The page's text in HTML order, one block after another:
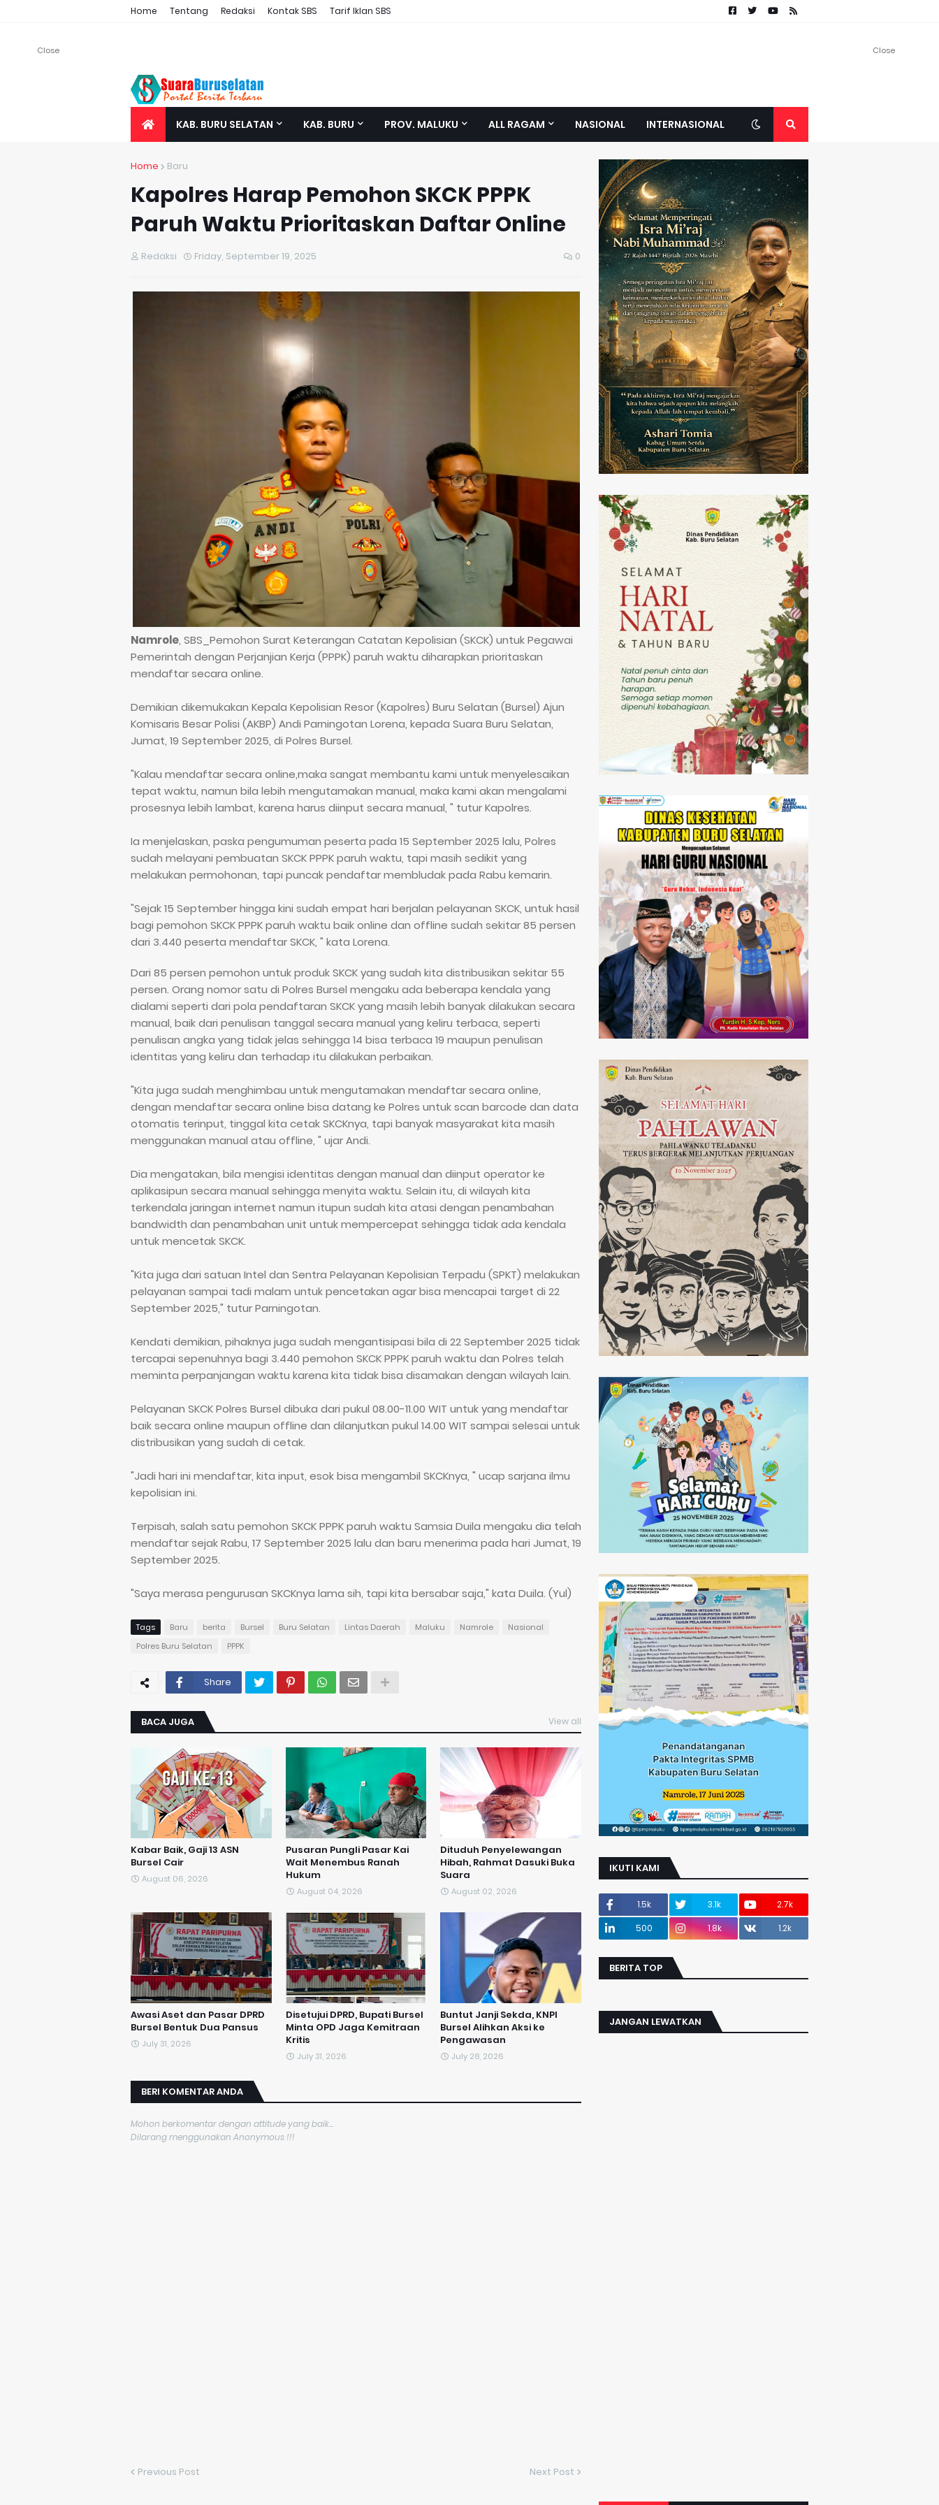
Close Close
Home Tentang Redaksi Kontak SBS Tarif Iklan SBS
KAB. BURU SELATAN KAB. BURU PROV. MALUKU ALL RAGAM NASIONAL INTERNASIONAL
Home Baru
Kapolres Harap Pemohon SKCK PPPK
Paruh Waktu Prioritaskan Daftar Online
Redaksi Friday, September 19, 2025 0
Namrole, SBS_Pemohon Surat Keterangan Catatan Kepolisian (SKCK) untuk Pegawai
Pemerintah dengan Perjanjian Kerja (PPPK) paruh waktu diharapkan prioritaskan
mendaftar secara online.
Demikian dikemukakan Kepala Kepolisian Resor (Kapolres) Buru Selatan (Bursel) Ajun
Komisaris Besar Polisi (AKBP) Andi Parningotan Lorena, kepada Suara Buru Selatan,
Jumat, 19 September 2025, di Polres Bursel.
"Kalau mendaftar secara online,maka sangat membantu kami untuk menyelesaikan
tepat waktu, namun bila lebih mengutamakan manual, maka kami akan mengalami
prosesnya lebih lambat, karena harus diinput secara manual, " tutur Kapolres.
Ia menjelaskan, paska pengumuman peserta pada 15 September 2025 lalu, Polres
sudah melayani pembuatan SKCK PPPK paruh waktu, tapi masih sedikit yang
melakukan permohonan, tapi puncak pendaftar membludak pada Rabu kemarin.
"Sejak 15 September hingga kini sudah empat hari berjalan pelayanan SKCK, untuk hasil
bagi pemohon SKCK PPPK paruh waktu baik online dan offline sudah sekitar 85 persen
dari 3.440 peserta mendaftar SKCK, " kata Lorena.
Dari 85 persen pemohon untuk produk SKCK yang sudah kita distribusikan sekitar 55
persen. Orang nomor satu di Polres Bursel mengaku ada beberapa kendala yang
dialami seperti dari pola pendaftaran SKCK yang masih lebih banyak dilakukan secara
manual, baik dari penulisan tanggal secara manual yang keliru terbaca, seperti
penulisan angka yang tidak jelas sehingga 14 bisa terbaca 19 maupun penulisan
identitas yang keliru dan terhadap itu dilakukan perbaikan.
"Kita juga sudah menghimbau untuk mengutamakan mendaftar secara online,
dengan mendaftar secara online bisa datang ke Polres untuk scan barcode dan data
otomatis terinput, tinggal kita cetak SKCKnya, tapi banyak masyarakat kita masih
menggunakan manual atau offline, " ujar Andi.
Dia mengatakan, bila mengisi identitas dengan manual dan diinput operator ke
aplikasipun secara manual sehingga menyita waktu. Selain itu, di wilayah kita
terkendala jaringan internet namun itupun sudah kita atasi dengan penambahan
bandwidth dan penambahan unit untuk mempercepat sehingga tidak ada kendala
untuk mencetak SKCK.
"Kita juga dari satuan Intel dan Sentra Pelayanan Kepolisian Terpadu (SPKT) melakukan
pelayanan sampai tadi malam untuk pencetakan agar bisa mencapai target di 22
September 2025," tutur Parningotan.
Kendati demikian, pihaknya juga sudah mengantisipasi bila di 22 September 2025 tidak
tercapai sepenuhnya bagi 3.440 pemohon SKCK PPPK paruh waktu dan Polres telah
meminta perpanjangan waktu karena kita tidak bisa disamakan dengan wilayah lain.
Pelayanan SKCK Polres Bursel dibuka dari pukul 08.00-11.00 WIT untuk yang mendaftar
baik secara online maupun offline dan dilanjutkan pukul 14.00 WIT sampai selesai untuk
distribusikan yang sudah di cetak.
"Jadi hari ini mendaftar, kita input, esok bisa mengambil SKCKnya, " ucap sarjana ilmu
kepolisian ini.
Terpisah, salah satu pemohon SKCK PPPK paruh waktu Samsia Duila mengaku dia telah
mendaftar sejak Rabu, 17 September 2025 lalu dan baru menerima pada hari Jumat, 19
September 2025.
"Saya merasa pengurusan SKCKnya lama sih, tapi kita bersabar saja," kata Duila. (Yul)
Tags Baru berita Bursel Buru Selatan Lintas Daerah Maluku Namrole
Nasional
Polres Buru Selatan
PPPK
Share
BACA JUGA View all
Kabar Baik, Gaji 13 ASN
Bursel Cair
August 06, 2026
Pusaran Pungli Pasar Kai
Wait Menembus Ranah
Hukum
August 04, 2026
Dituduh Penyelewangan
Hibah, Rahmat Dasuki Buka
Suara
August 02, 2026
Awasi Aset dan Pasar DPRD
Bursel Bentuk Dua Pansus
July 31, 2026
Disetujui DPRD, Bupati Bursel
Minta OPD Jaga Kemitraan
Kritis
July 31, 2026
​Buntut Janji Sekda, KNPI
Bursel Alihkan Aksi ke
Pengawasan
July 28, 2026
BERI KOMENTAR ANDA
Mohon berkomentar dengan attitude yang baik...
Dilarang menggunakan Anonymous !!!
Previous Post Next Post
IKUTI KAMI
1.5k 3.1k
2.7k
500
1.8k 1.2k
BERITA TOP
JANGAN LEWATKAN